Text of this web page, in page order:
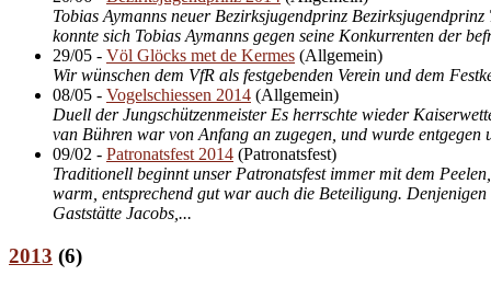
Tobias Aymanns neuer Bezirksjugendprinz
konnte sich Tobias Aymanns gegen seine Konkurrenten der
29/05 - Völ Glöcks met de Kermes (Allgemein)
Wir wünschen dem VfR als festgebenden Verein und dem
08/05 - Vogelschiessen 2014 (Allgemein)
Duell der Jungschützenmeister Es herrschte wieder
van Bühren war von Anfang an zugegen, und wurde
09/02 - Patronatsfest 2014 (Patronatsfest)
Traditionell beginnt unser Patronatsfest immer mit dem
warm, entsprechend gut war auch die Beteiligung.
Gaststätte Jacobs,...
2013 (6)